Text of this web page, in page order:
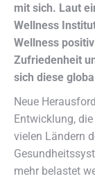
mit sich. Laut
Wellness
Wellness
Zufriedenheit
sich diese
Neue
Entwicklung,
vielen Ländern
mehr belastet